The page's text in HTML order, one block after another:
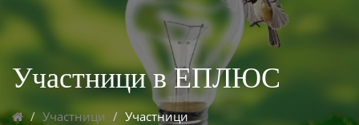
Участници в ЕПЛЮС
Участници Участници